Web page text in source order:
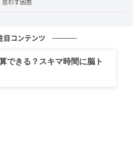
包まれました。
一面
もある賀来賢人さんですが、
思わず困惑
目コンテンツ
できる？スキマ時間に脳ト